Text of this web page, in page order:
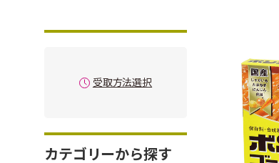
受取方法選択
カテゴリーから探す